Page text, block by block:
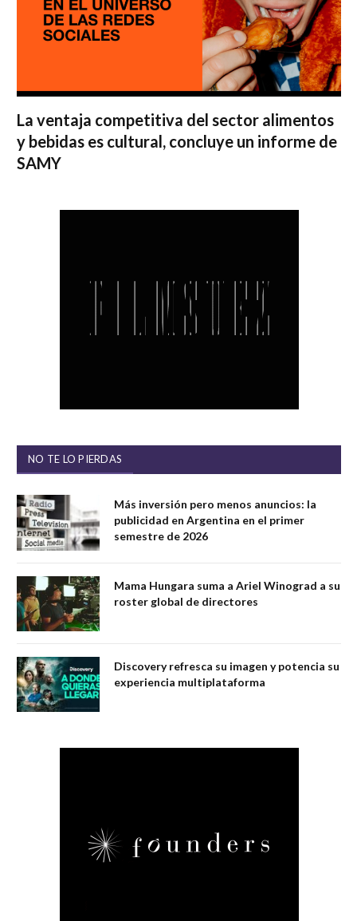
La ventaja competitiva del sector alimentos
y bebidas es cultural, concluye un informe de
SAMY
NO TE LO PIERDAS
Más inversión pero menos anuncios: la
publicidad en Argentina en el primer
semestre de 2026
Mama Hungara suma a Ariel Winograd a su
roster global de directores
Discovery refresca su imagen y potencia su
experiencia multiplataforma